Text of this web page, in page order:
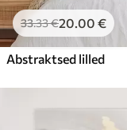
33.33€20.00 €
Abstraktsed lilled